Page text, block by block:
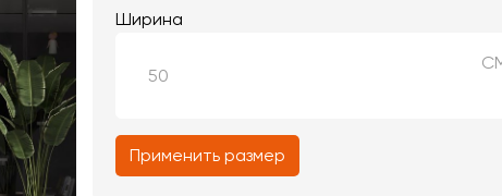
Ширина
Применить размер